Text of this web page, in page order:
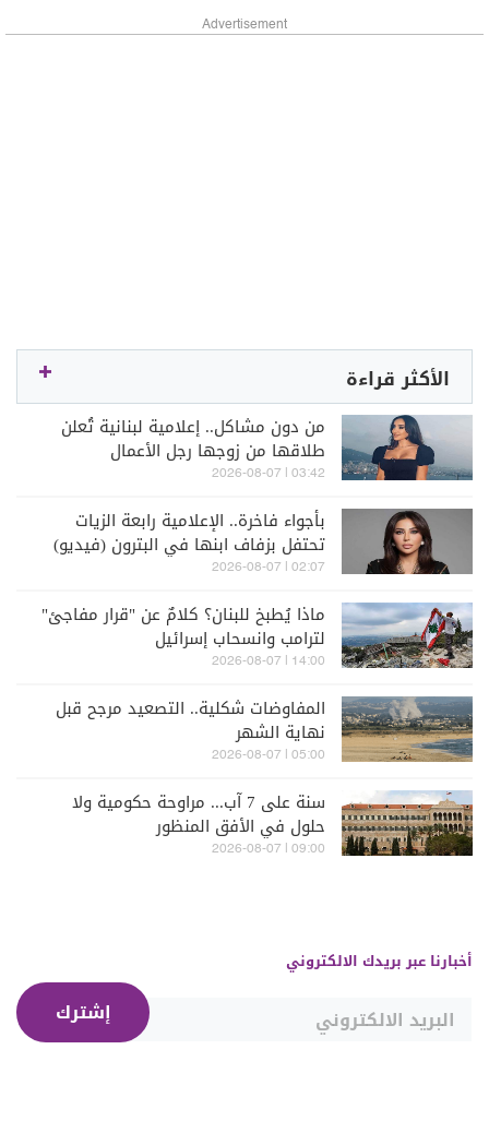
Advertisement
الأكثر قراءة
من دون مشاكل.. إعلامية لبنانية تُعلن
طلاقها من زوجها رجل الأعمال
03:42 | 2026-08-07
بأجواء فاخرة.. الإعلامية رابعة الزيات
تحتفل بزفاف ابنها في البترون (فيديو)
02:07 | 2026-08-07
ماذا يُطبخ للبنان؟ كلامٌ عن "قرار مفاجئ"
لترامب وانسحاب إسرائيل
14:00 | 2026-08-07
المفاوضات شكلية.. التصعيد مرجح قبل
نهاية الشهر
05:00 | 2026-08-07
سنة على 7 آب... مراوحة حكومية ولا
حلول في الأفق المنظور
09:00 | 2026-08-07
أخبارنا عبر بريدك الالكتروني
إشترك